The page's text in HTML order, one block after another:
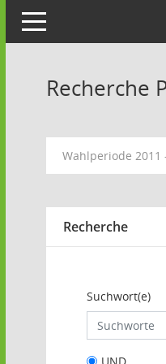
Toggle navigation
Recherche
Wahlperiode 2011
Recherche
Suchwort(e)